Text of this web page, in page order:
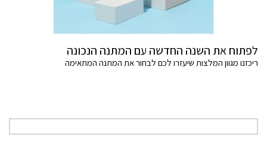
לפתוח את השנה החדשה עם המתנה הנכונה
ריכזנו מגוון המלצות שיעזרו לכם לבחור את המתנה המתאימה